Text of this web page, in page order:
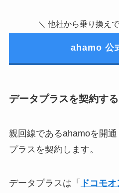
＼ 他社から乗り換え
ahamo 公
データプラスを契約する
親回線であるahamoを開
プラスを契約します。
データプラスは「 ドコモ